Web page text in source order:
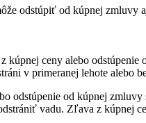
odstúpiť od kúpnej zmluvy
kúpnej ceny alebo odstúpenie
v primeranej lehote alebo
odstúpenie od kúpnej
vadu. Zľava z kúpnej